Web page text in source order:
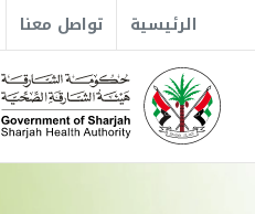
الرئيسية تواصل معنا